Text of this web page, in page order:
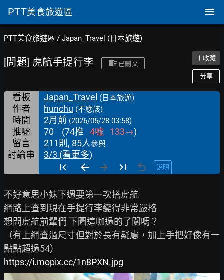
PTT美食旅遊區
PTT美食旅遊區 / Japan_Travel (日本旅遊)
[問題] 虎航手提行李 已刪文
＋收藏
分享
看板 Japan_Travel (日本旅遊)
作者 hunchu (不應該)
時間 2月前 (2026/05/28 03:58)
推噓 70 (74推 4噓 133→)
留言
211則, 85人參與
討論串 3/3 (看更多)
說明
不好意思小妹下週要第一次搭虎航
網路上查到現在手提行李變得非常嚴格
想問虎航前輩們 下圖這咖過的了關嗎？
（有上網查過尺寸但對於長有疑慮，加上手把好像有一
https://i.mopix.cc/1n8PXN.jpg